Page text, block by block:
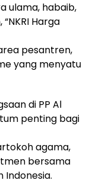
ulama, habaib,
Harga
pesantren,
yang menyatu
di PP Al
penting bagi
agama,
bersama
Indonesia.